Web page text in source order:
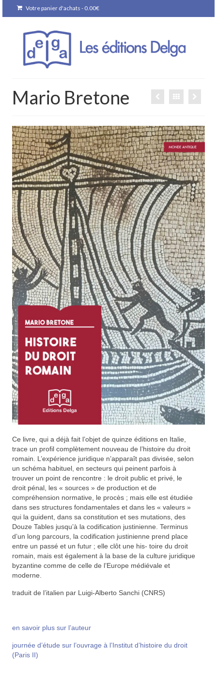
Votre panier d'achats - 0.00€
Mario Bretone
Ce livre, qui a déjà fait l’objet de quinze éditions en Italie,
trace un profil complètement nouveau de l’histoire du droit
romain. L’expérience juridique n’apparaît pas divisée, selon
un schéma habituel, en secteurs qui peinent parfois à
trouver un point de rencontre : le droit public et privé, le
droit pénal, les « sources » de production et de
compréhension normative, le procès ; mais elle est étudiée
dans ses structures fondamentales et dans les « valeurs »
qui la guident, dans sa constitution et ses mutations, des
Douze Tables jusqu’à la codification justinienne. Terminus
d’un long parcours, la codification justinienne prend place
entre un passé et un futur ; elle clôt une his- toire du droit
romain, mais est également à la base de la culture juridique
byzantine comme de celle de l’Europe médiévale et
moderne.
traduit de l’italien par Luigi-Alberto Sanchi (CNRS)
en savoir plus sur l’auteur
journée d’étude sur l’ouvrage à l’Institut d’histoire du droit
(Paris II)